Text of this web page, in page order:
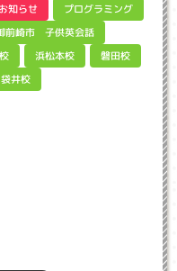
お知らせ プログラミング
前崎市 子供英会話
浜松本校
磐田校
袋井校